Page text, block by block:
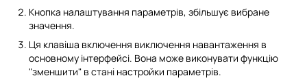
Кнопка налаштування параметрів, збільшує вибране
значення.
Ця клавіша включення виключення навантаження в
основному інтерфейсі. Вона може виконувати функцію
"зменшити" в стані настройки параметрів.